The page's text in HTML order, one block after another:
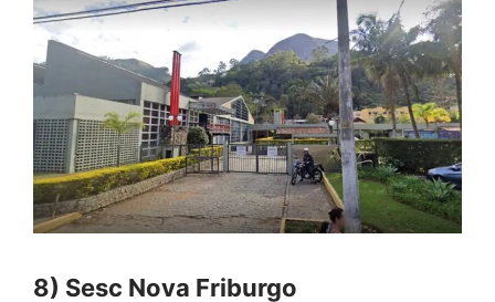
8) Sesc Nova Friburgo